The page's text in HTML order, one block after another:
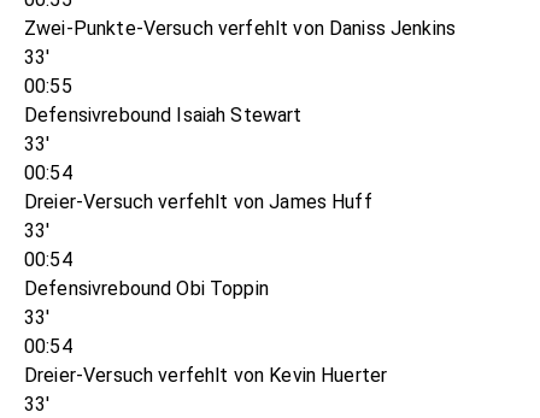
Zwei-Punkte-Versuch verfehlt von Daniss Jenkins
33'
00:55
Defensivrebound Isaiah Stewart
33'
00:54
Dreier-Versuch verfehlt von James Huff
33'
00:54
Defensivrebound Obi Toppin
33'
00:54
Dreier-Versuch verfehlt von Kevin Huerter
33'